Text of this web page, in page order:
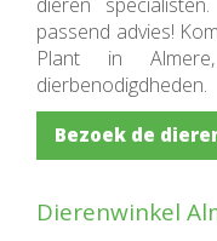
passend advies!
Plant in
dierbenodigdheden.
Bezoek de
Dierenwinkel